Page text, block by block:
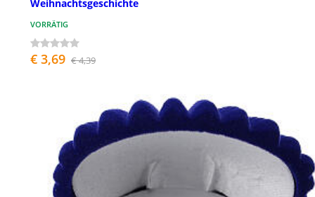
Weihnachtsgeschichte
VORRÄTIG
€ 3,69 € 4,39